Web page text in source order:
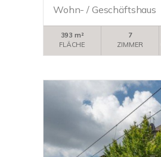
Wohn- / Geschäftshaus
393 m²
FLÄCHE
7
ZIMMER